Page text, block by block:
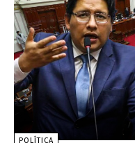
POLÍTICA